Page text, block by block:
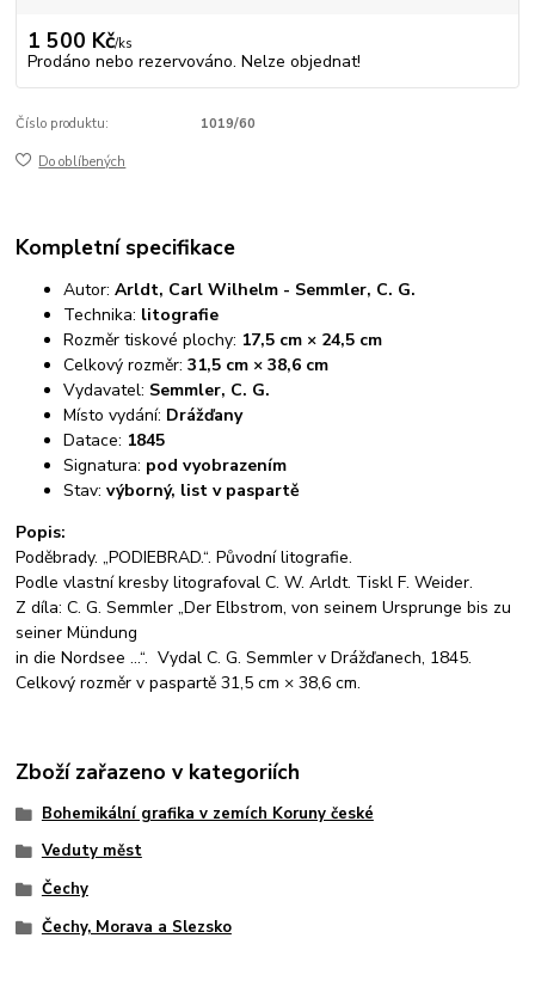
1 500 Kč/ks
Prodáno nebo rezervováno. Nelze objednat!
Číslo produktu: 1019/60
Do oblíbených
Kompletní specifikace
Autor:Arldt, Carl Wilhelm - Semmler, C. G.
Technika: litografie
Rozměr tiskové plochy: 17,5 cm × 24,5 cm
Celkový rozměr:31,5 cm × 38,6 cm
Vydavatel: Semmler, C. G.
Místo vydání: Drážďany
Datace: 1845
Signatura: pod vyobrazením
Stav:výborný, list v paspartě
Popis:
Poděbrady. „PODIEBRAD.“. Původní litografie.
Podle vlastní kresby litografoval C. W. Arldt. Tiskl F. Weider.
Z díla: C. G. Semmler „Der Elbstrom, von seinem Ursprunge bis zu
seiner Mündung
in die Nordsee ...“. Vydal C. G. Semmler v Drážďanech, 1845.
Celkový rozměr v paspartě 31,5 cm × 38,6 cm.
Zboží zařazeno v kategoriích
Bohemikální grafika v zemích Koruny české
Veduty měst
Čechy
Čechy, Morava a Slezsko